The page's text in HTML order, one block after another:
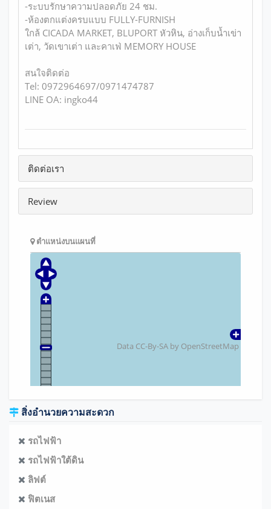
-ระบบรักษาความปลอดภัย 24 ชม.
-ห้องตกแต่งครบแบบ FULLY-FURNISH
ใกล้ CICADA MARKET, BLUPORT หัวหิน, อ่างเก็บน้ำเข่า
เต่า, วัดเขาเต่า และคาเฟ่ MEMORY HOUSE
สนใจติดต่อ
Tel: 0972964697/0971474787
LINE OA: ingko44
ติดต่อเรา
Review
ตำแหน่งบนแผนที่
Data CC-By-SA by OpenStreetMap
สิ่งอำนวยความสะดวก
รถไฟฟ้า
รถไฟฟ้าใต้ดิน
ลิฟต์
ฟิตเนส